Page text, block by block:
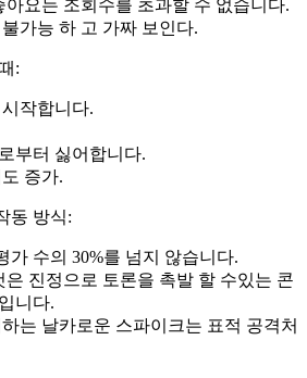
아요는 조회수를 초과할 수 없습니다.
가능 하 고 가짜 보인다.
:
작합니다.
부터 싫어합니다.
증가.
동 방식:
가 수의 30%를 넘지 않습니다.
은 진정으로 토론을 촉발 할 수있는 콘
니다.
는 날카로운 스파이크는 표적 공격처